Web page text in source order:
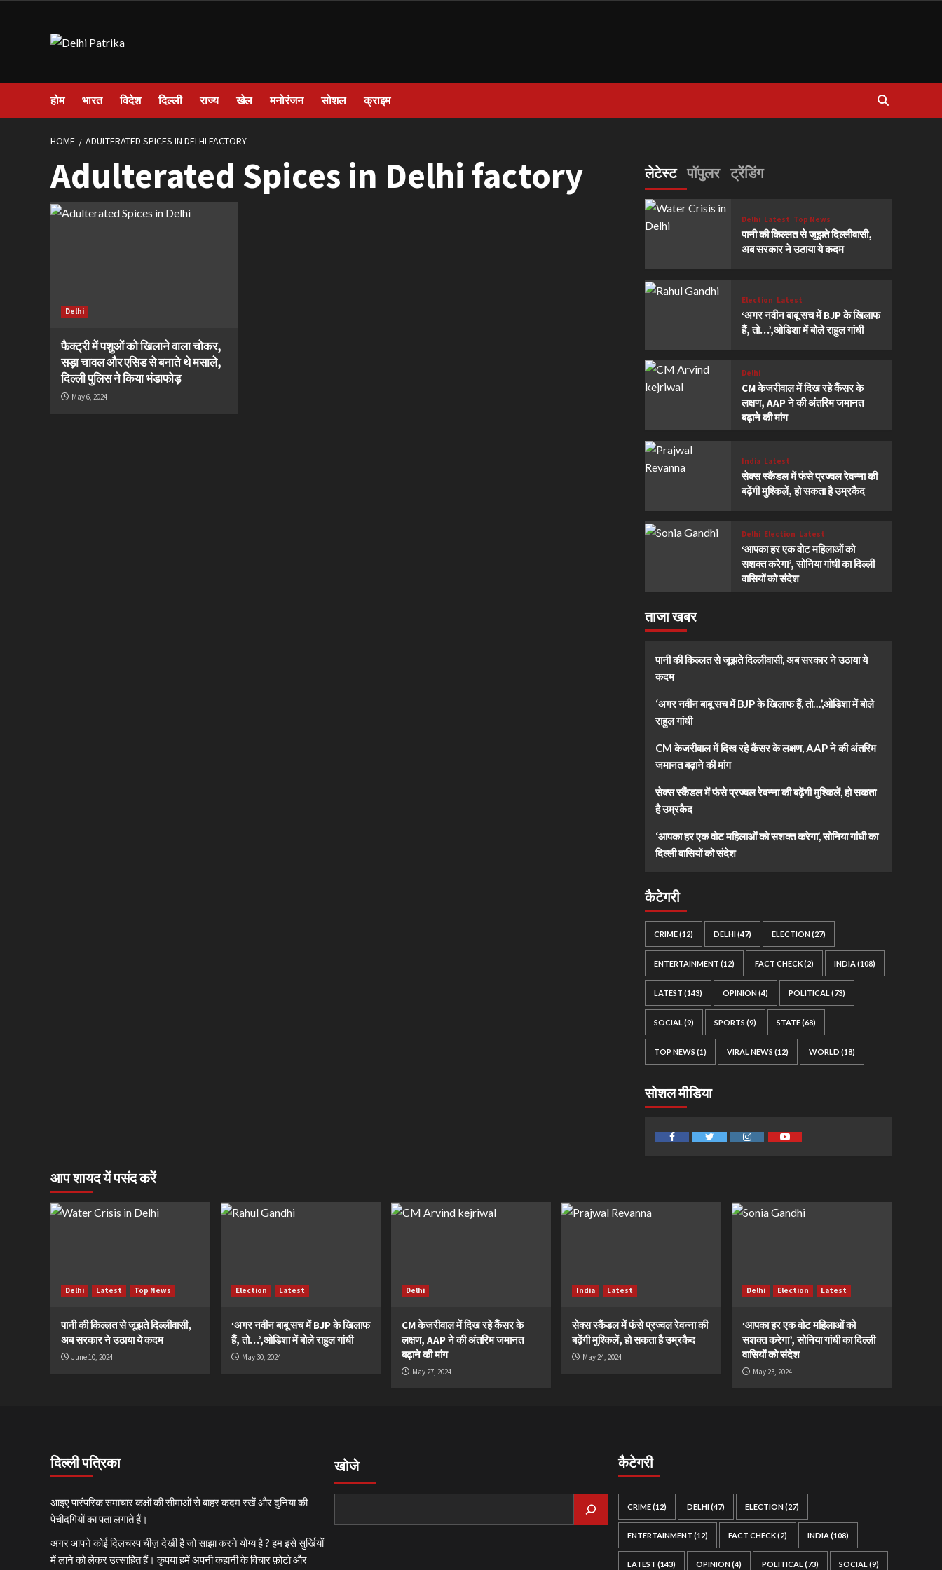
होम भारत विदेश दिल्ली राज्य खेल मनोरंजन सोशल क्राइम
HOME ADULTERATED SPICES IN DELHI FACTORY
Adulterated Spices in Delhi factory
Delhi
फैक्ट्री में पशुओं को खिलाने वाला चोकर,
सड़ा चावल और एसिड से बनाते थे मसाले,
दिल्ली पुलिस ने किया भंडाफोड़
May 6, 2024
लेटेस्ट पॉपुलर ट्रेंडिंग
Delhi Latest Top News
पानी की किल्लत से जूझते दिल्लीवासी,
अब सरकार ने उठाया ये कदम
Election Latest
‘अगर नवीन बाबू सच में BJP के खिलाफ
हैं, तो…’,ओडिशा में बोले राहुल गांधी
Delhi
CM केजरीवाल में दिख रहे कैंसर के
लक्षण, AAP ने की अंतरिम जमानत
बढ़ाने की मांग
India Latest
सेक्स स्कैंडल में फंसे प्रज्वल रेवन्ना की
बढ़ेंगी मुश्किलें, हो सकता है उम्रकैद
Delhi Election Latest
‘आपका हर एक वोट महिलाओं को
सशक्त करेगा’, सोनिया गांधी का दिल्ली
वासियों को संदेश
ताजा खबर
पानी की किल्लत से जूझते दिल्लीवासी, अब सरकार ने उठाया ये
कदम
‘अगर नवीन बाबू सच में BJP के खिलाफ हैं, तो…’,ओडिशा में बोले
राहुल गांधी
CM केजरीवाल में दिख रहे कैंसर के लक्षण, AAP ने की अंतरिम
जमानत बढ़ाने की मांग
सेक्स स्कैंडल में फंसे प्रज्वल रेवन्ना की बढ़ेंगी मुश्किलें, हो सकता
है उम्रकैद
‘आपका हर एक वोट महिलाओं को सशक्त करेगा’, सोनिया गांधी का
दिल्ली वासियों को संदेश
कैटेगरी
CRIME(12) DELHI(47) ELECTION(27)
ENTERTAINMENT (12) FACT CHECK(2) INDIA(108)
LATEST (143) OPINION(4) POLITICAL (73)
SOCIAL (9) SPORTS (9) STATE(68)
TOP NEWS (1) VIRAL NEWS (12) WORLD (18)
सोशल मीडिया
FacebookTwitter InstagramYoutube
आप शायद यें पसंद करें
Delhi Latest Top News
पानी की किल्लत से जूझते दिल्लीवासी,
अब सरकार ने उठाया ये कदम
June 10, 2024
Election Latest
‘अगर नवीन बाबू सच में BJP के खिलाफ
हैं, तो…’,ओडिशा में बोले राहुल गांधी
May 30, 2024
Delhi
CM केजरीवाल में दिख रहे कैंसर के
लक्षण, AAP ने की अंतरिम जमानत
बढ़ाने की मांग
May 27, 2024
India Latest
सेक्स स्कैंडल में फंसे प्रज्वल रेवन्ना की
बढ़ेंगी मुश्किलें, हो सकता है उम्रकैद
May 24, 2024
Delhi Election Latest
‘आपका हर एक वोट महिलाओं को
सशक्त करेगा’, सोनिया गांधी का दिल्ली
वासियों को संदेश
May 23, 2024
दिल्ली पत्रिका
आइए पारंपरिक समाचार कक्षों की सीमाओं से बाहर कदम रखें और दुनिया की
पेचीदगियों का पता लगाते हैं।
अगर आपने कोई दिलचस्प चीज़ देखी है जो साझा करने योग्य है ? हम इसे सुर्खियों
में लाने को लेकर उत्साहित हैं। कृपया हमें अपनी कहानी के विचार फ़ोटो और
खोजे कैटेगरी
CRIME(12) DELHI(47) ELECTION(27)
ENTERTAINMENT (12) FACT CHECK(2) INDIA(108)
LATEST (143) OPINION(4) POLITICAL (73) SOCIAL (9)